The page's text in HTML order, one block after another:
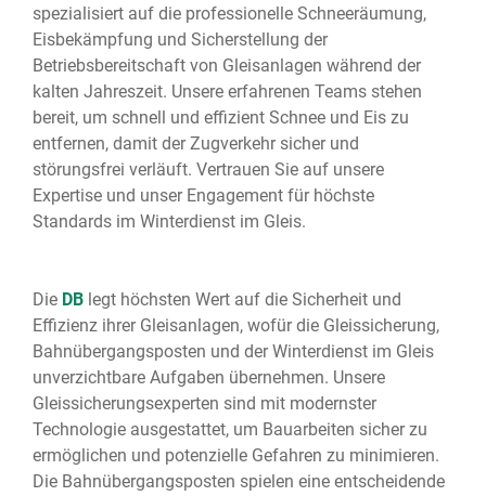
spezialisiert auf die professionelle Schneeräumung,
Eisbekämpfung und Sicherstellung der
Betriebsbereitschaft von Gleisanlagen während der
kalten Jahreszeit. Unsere erfahrenen Teams stehen
bereit, um schnell und effizient Schnee und Eis zu
entfernen, damit der Zugverkehr sicher und
störungsfrei verläuft. Vertrauen Sie auf unsere
Expertise und unser Engagement für höchste
Standards im Winterdienst im Gleis.
Die DB legt höchsten Wert auf die Sicherheit und
Effizienz ihrer Gleisanlagen, wofür die Gleissicherung,
Bahnübergangsposten und der Winterdienst im Gleis
unverzichtbare Aufgaben übernehmen. Unsere
Gleissicherungsexperten sind mit modernster
Technologie ausgestattet, um Bauarbeiten sicher zu
ermöglichen und potenzielle Gefahren zu minimieren.
Die Bahnübergangsposten spielen eine entscheidende